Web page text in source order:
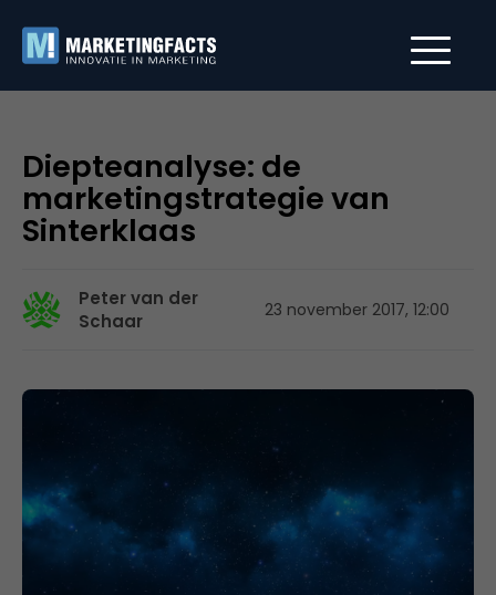
Diepteanalyse: de
marketingstrategie van
Sinterklaas
Peter van der
Schaar
23 november 2017, 12:00